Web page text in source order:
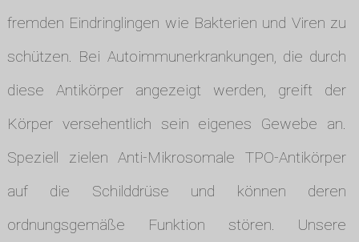
fremden Eindringlingen wie Bakterien und Viren zu
schützen. Bei Autoimmunerkrankungen, die durch
diese Antikörper angezeigt werden, greift der
Körper versehentlich sein eigenes Gewebe an.
Speziell zielen Anti-Mikrosomale TPO-Antikörper
auf die Schilddrüse und können deren
ordnungsgemäße Funktion stören. Unsere